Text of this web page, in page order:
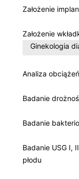
Założenie
Założenie
Ginekologia
Analiza
Badanie
Badanie
Badanie USG I,
płodu